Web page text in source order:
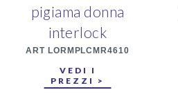
pigiama donna
interlock
ART LORMPLCMR4610
VEDI I
PREZZI >